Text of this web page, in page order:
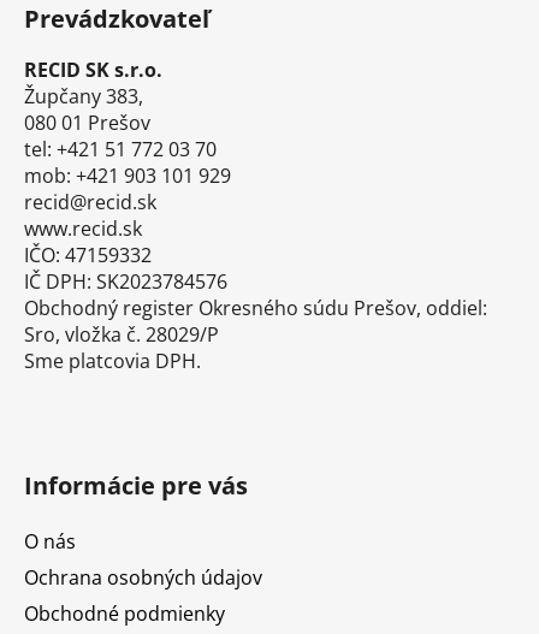
Prevádzkovateľ
RECID SK s.r.o.
Župčany 383,
080 01 Prešov
tel: +421 51 772 03 70
mob: +421 903 101 929
recid@recid.sk
www.recid.sk
IČO: 47159332
IČ DPH: SK2023784576
Obchodný register Okresného súdu Prešov, oddiel:
Sro, vložka č. 28029/P
Sme platcovia DPH.
Informácie pre vás
O nás
Ochrana osobných údajov
Obchodné podmienky